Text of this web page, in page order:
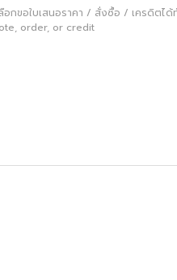
กขอใบเสนอราคา / สั่งซื้อ / เครดิตได้
order, or credit